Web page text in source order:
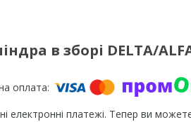
в зборі DELTA/
електронні платежі. Тепер ви